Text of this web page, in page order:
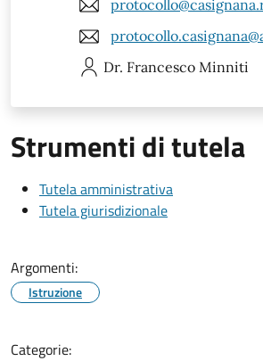
Dr. Francesco Minniti
Strumenti di tutela
Tutela amministrativa
Tutela giurisdizionale
Argomenti:
Istruzione
Categorie: